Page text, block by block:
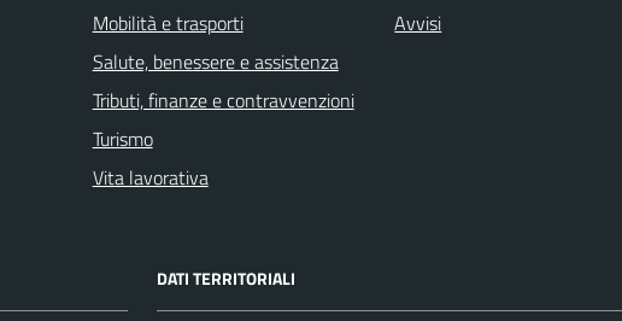
Mobilità e trasporti
Salute, benessere e assistenza
Tributi, finanze e contravvenzioni
Turismo
Vita lavorativa
Avvisi
DATI TERRITORIALI